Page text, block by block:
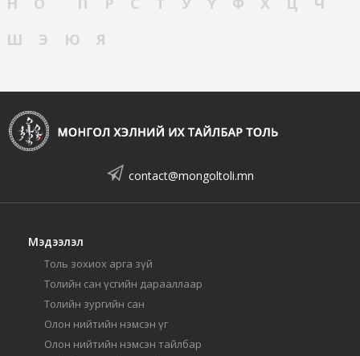
Ш
Э Ю Я
contact@mongoltoli.mn
Мэдээлэл
Толь зохиох арга зүй
Толийн сан үсгийн дарааллаар
Толийн зургийн сан
Олон нийтийн нэмсэн үг
Олон нийтийн нэмсэн тайлбар